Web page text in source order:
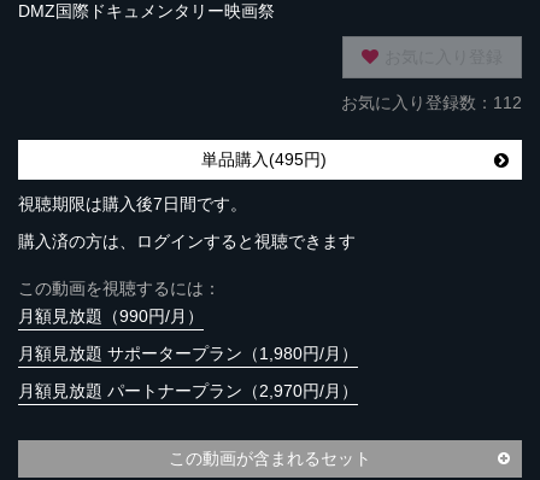
DMZ国際ドキュメンタリー映画祭
お気に入り登録数：112
単品購入(495円)
視聴期限は購入後7日間です。
購入済の方は、ログインすると視聴できます
この動画を視聴するには：
月額見放題（990円/月）
月額見放題 サポータープラン（1,980円/月）
月額見放題 パートナープラン（2,970円/月）
この動画が含まれるセット